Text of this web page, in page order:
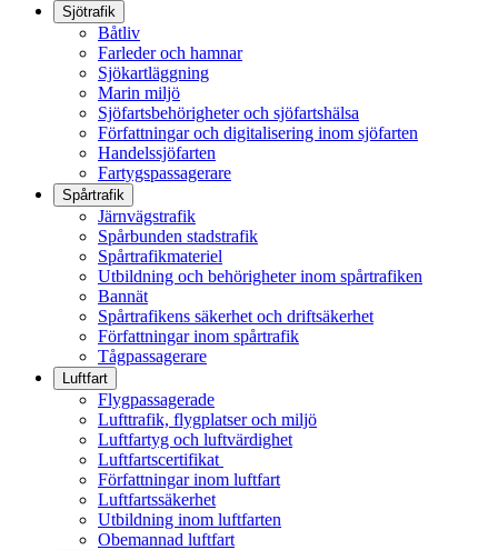
Sjötrafik
Båtliv
Farleder och hamnar
Sjökartläggning
Marin miljö
Sjöfartsbehörigheter och sjöfartshälsa
Författningar och digitalisering inom sjöfarten
Handelssjöfarten
Fartygspassagerare
Spårtrafik
Järnvägstrafik
Spårbunden stadstrafik
Spårtrafikmateriel
Utbildning och behörigheter inom spårtrafiken
Bannät
Spårtrafikens säkerhet och driftsäkerhet
Författningar inom spårtrafik
Tågpassagerare
Luftfart
Flygpassagerade
Lufttrafik, flygplatser och miljö
Luftfartyg och luftvärdighet
Luftfartscertifikat
Författningar inom luftfart
Luftfartssäkerhet
Utbildning inom luftfarten
Obemannad luftfart